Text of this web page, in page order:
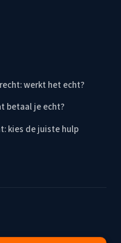
werkt het echt?
betaal je echt?
kies de juiste hulp